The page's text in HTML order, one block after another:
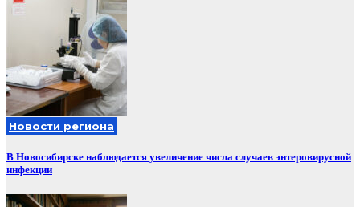
Новости региона
В Новосибирске наблюдается увеличение числа случаев энтеровирусной
инфекции